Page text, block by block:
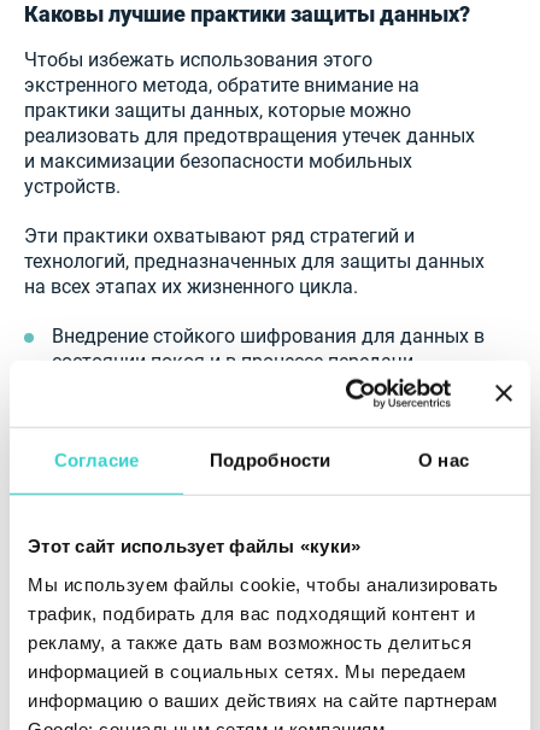
Согласие Подробности О нас
Этот сайт использует файлы «куки»
Мы используем файлы cookie, чтобы анализировать
трафик, подбирать для вас подходящий контент и
рекламу, а также дать вам возможность делиться
информацией в социальных сетях. Мы передаем
информацию о ваших действиях на сайте партнерам
Каковы лучшие практики защиты данных?
Чтобы избежать использования этого
экстренного метода, обратите внимание на
практики защиты данных, которые можно
реализовать для предотвращения утечек данных
и максимизации безопасности мобильных
устройств.
Эти практики охватывают ряд стратегий и
технологий, предназначенных для защиты данных
на всех этапах их жизненного цикла.
Внедрение стойкого шифрования для данных в
состоянии покоя и в процессе передачи
гарантирует, что даже если данные
мобильного устройства будут перехвачены,
неавторизованных лиц.
уязвимостей в программном обеспечении и
системах исключает возможности, которые
могут быть использованы кибератакующими.
Применение комплексного контроля доступа,
такого как многофакторная аутентификация
(MFA) и принцип наименьших привилегий,
гарантирует, что доступ к конфиденциальным